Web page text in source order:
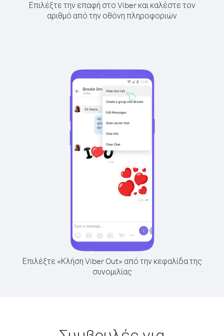
Επιλέξτε την επαφή στο Viber και καλέστε τον
αριθμό από την οθόνη πληροφοριών
Επιλέξτε «Κλήση Viber Out» από την κεφαλίδα της
συνομιλίας